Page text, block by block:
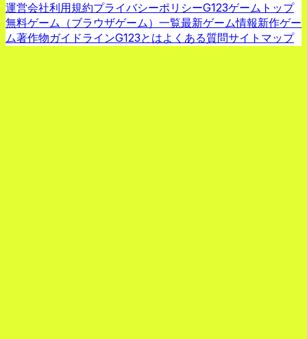
運営会社利用規約プライバシーポリシーG123ゲームトップ
無料ゲーム（ブラウザゲーム）一覧最新ゲーム情報新作ゲー
ム著作物ガイドラインG123とはよくある質問サイトマップ